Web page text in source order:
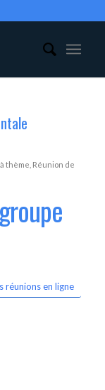
thème Réunion de
réunions en ligne